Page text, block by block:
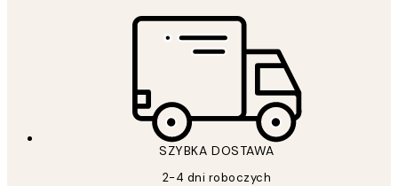
SZYBKA DOSTAWA
2-4 dni roboczych